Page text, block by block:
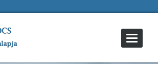
Toggle